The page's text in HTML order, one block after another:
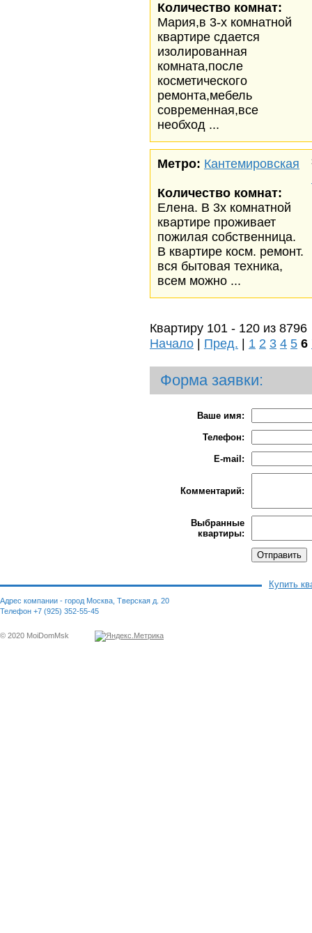
Количество комнат:
Мария,в 3-х комнатной
квартире сдается
изолированная
комната,после
косметического
ремонта,мебель
современная,все
необход ...
Метро: Кантемировская
Количество комнат:
Елена. В 3х комнатной
квартире проживает
пожилая собственница.
В квартире косм. ремонт.
вся бытовая техника,
всем можно ...
Квартиру 101 - 120 из 8796
Начало | Пред. | 1 2 3 4 5 6
Форма заявки:
Ваше имя:
Телефон:
E-mail:
Комментарий:
Выбранные
квартиры:
Купить
Адрес компании - город Москва, Тверская д. 20
Телефон +7 (925) 352-55-45
© 2020 MoiDomMsk